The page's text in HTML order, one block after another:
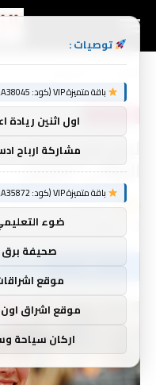
ليس
ليس لدى بيرمان
النهائي” لفيراري
بواسطة nshama 26 مايو، 2026
توصيات :
باقة متميزة VIP (كود: AA38045):
اول اثنين ريادة
مشاركة ارباح
باقة متميزة VIP (كود: AA35872):
ضوء
صحيفة برق
موقع
موقع اشراق اون
اركان سياحة